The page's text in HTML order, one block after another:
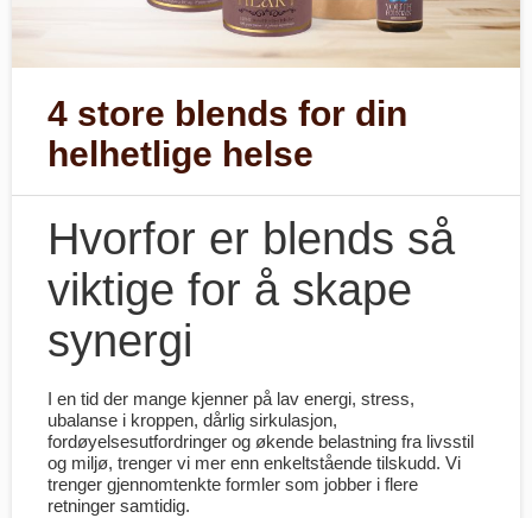
4 store blends for din
helhetlige helse
Hvorfor er blends så
viktige for å skape
synergi
I en tid der mange kjenner på lav energi, stress,
ubalanse i kroppen, dårlig sirkulasjon,
fordøyelsesutfordringer og økende belastning fra livsstil
og miljø, trenger vi mer enn enkeltstående tilskudd. Vi
trenger gjennomtenkte formler som jobber i flere
retninger samtidig.